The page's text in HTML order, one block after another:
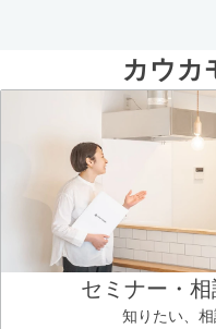
カウカ
セミナー・
知りたい、